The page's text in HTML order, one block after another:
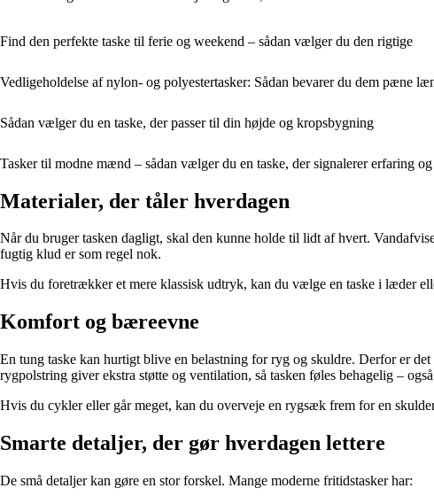
Find den perfekte taske til ferie og weekend – sådan vælger du den rigtige
Vedligeholdelse af nylon- og polyestertasker: Sådan bevarer du dem pæne
Sådan vælger du en taske, der passer til din højde og kropsbygning
Tasker til modne mænd – sådan vælger du en taske, der signalerer erfaring
Materialer, der tåler hverdagen
Når du bruger tasken dagligt, skal den kunne holde til lidt af hvert.
fugtig klud er som regel nok.
Hvis du foretrækker et mere klassisk udtryk, kan du vælge en taske i læder
Komfort og bæreevne
En tung taske kan hurtigt blive en belastning for ryg og skuldre. Derfor er
rygpolstring giver ekstra støtte og ventilation, så tasken føles behagelig –
Hvis du cykler eller går meget, kan du overveje en rygsæk frem for en
Smarte detaljer, der gør hverdagen lettere
De små detaljer kan gøre en stor forskel. Mange moderne fritidstasker har: